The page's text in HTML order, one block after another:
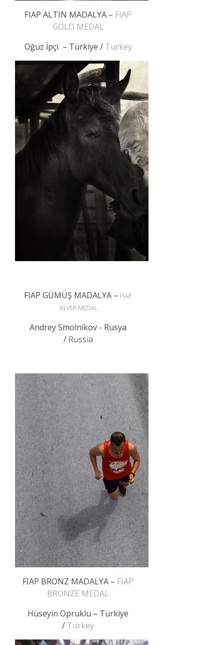
FIAP ALTIN MADALYA – FIAP
GOLD MEDAL
Oğuz İpçi – Türkiye / Turkey
FIAP GÜMÜŞ MADALYA – FIAP
SILVER MEDAL
Andrey Smolnikov - Rusya
/ Russia
FIAP BRONZ MADALYA – FIAP
BRONZE MEDAL
Hüseyin Opruklu – Türkiye
/ Turkey